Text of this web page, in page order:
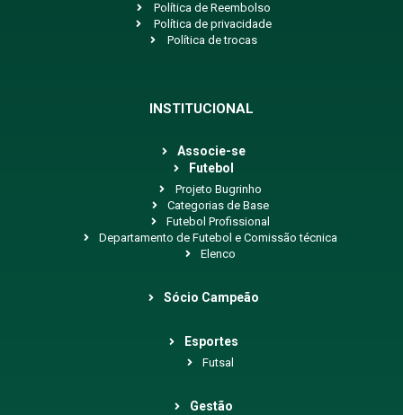
Política de Reembolso
Política de privacidade
Política de trocas
INSTITUCIONAL
Associe-se
Futebol
Projeto Bugrinho
Categorias de Base
Futebol Profissional
Departamento de Futebol e Comissão técnica
Elenco
Sócio Campeão
Esportes
Futsal
Gestão